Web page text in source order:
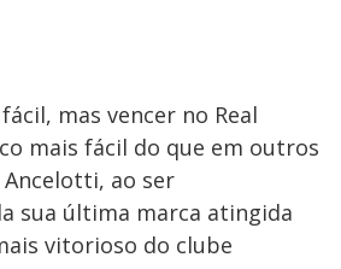
mas vencer no Real
mais fácil do que em outros
ao ser
sua última marca atingida
vitorioso do clube